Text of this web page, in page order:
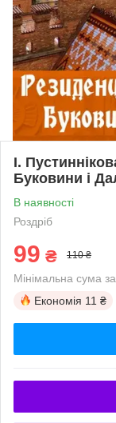
І.
Буковини і
В наявності
Роздріб
99 ₴ 110 ₴
Мінімальна сума
Економія 11 ₴